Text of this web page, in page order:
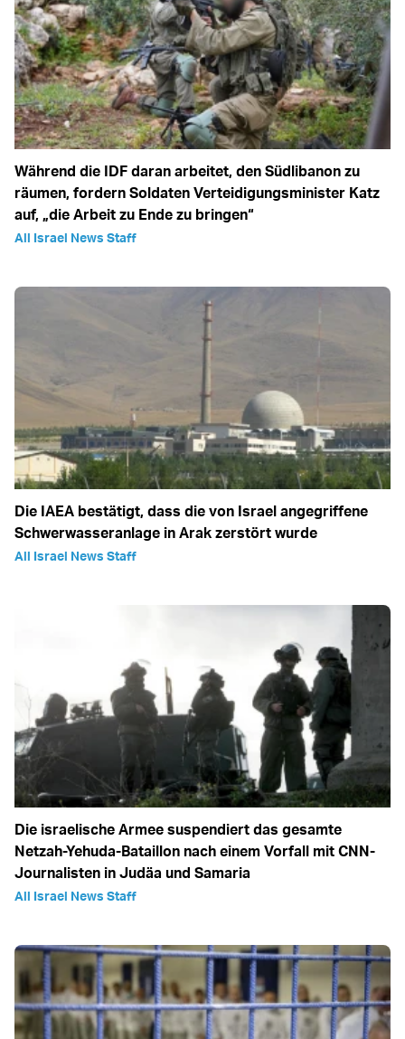
Während die IDF daran arbeitet, den Südlibanon zu
räumen, fordern Soldaten Verteidigungsminister Katz
auf, „die Arbeit zu Ende zu bringen“
All Israel News Staff
Die IAEA bestätigt, dass die von Israel angegriffene
Schwerwasseranlage in Arak zerstört wurde
All Israel News Staff
Die israelische Armee suspendiert das gesamte
Netzah-Yehuda-Bataillon nach einem Vorfall mit CNN-
Journalisten in Judäa und Samaria
All Israel News Staff